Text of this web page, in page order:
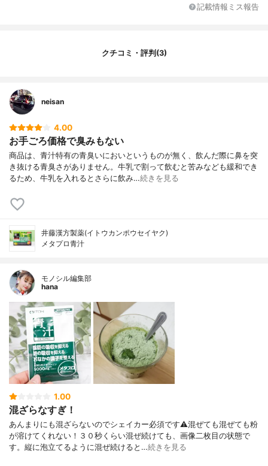
記載情報ミス報告
クチコミ・評判(3)
neisan
4.00
お手ごろ価格で臭みもない
商品は、青汁特有の青臭いにおいというものが無く、飲んだ際に鼻を突
き抜ける青臭さがありません。牛乳で割って飲むと苦みなども緩和でき
るため、牛乳を入れるとさらに飲み…続きを見る
井藤漢方製薬(イトウカンポウセイヤク)
メタプロ青汁
モノシル編集部
hana
1.00
混ざらなすぎ！
あんまりにも混ざらないのでシェイカー必須です⚠混ぜても混ぜても粉
が溶けてくれない！３０秒くらい混ぜ続けても、画像二枚目の状態で
す。縦に泡立てるように混ぜ続けると…続きを見る